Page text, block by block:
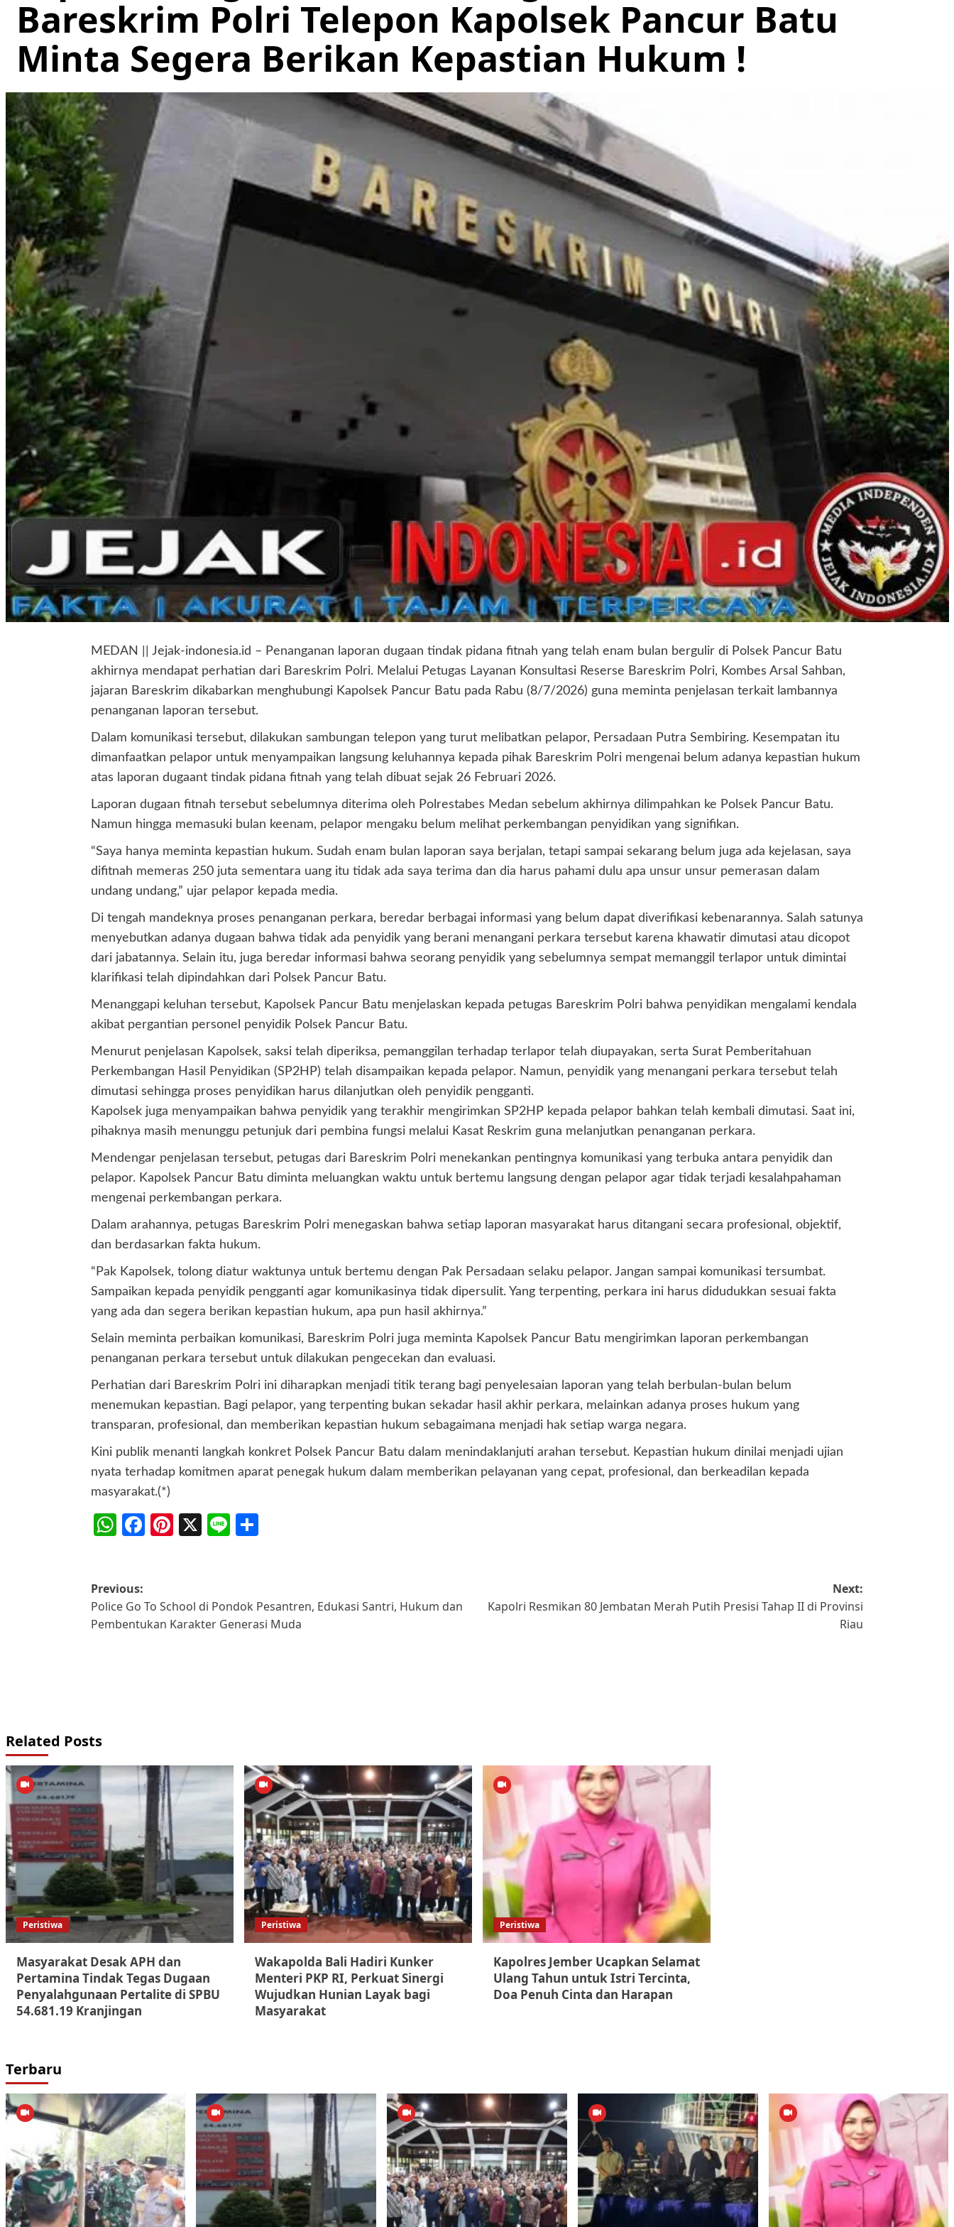
Bareskrim Polri Telepon Kapolsek Pancur Batu
Minta Segera Berikan Kepastian Hukum !
MEDAN || Jejak-indonesia.id – Penanganan laporan dugaan tindak pidana fitnah yang telah enam bulan bergulir di Polsek Pancur Batu
akhirnya mendapat perhatian dari Bareskrim Polri. Melalui Petugas Layanan Konsultasi Reserse Bareskrim Polri, Kombes Arsal Sahban,
jajaran Bareskrim dikabarkan menghubungi Kapolsek Pancur Batu pada Rabu (8/7/2026) guna meminta penjelasan terkait lambannya
penanganan laporan tersebut.
Dalam komunikasi tersebut, dilakukan sambungan telepon yang turut melibatkan pelapor, Persadaan Putra Sembiring. Kesempatan itu
dimanfaatkan pelapor untuk menyampaikan langsung keluhannya kepada pihak Bareskrim Polri mengenai belum adanya kepastian hukum
atas laporan dugaant tindak pidana fitnah yang telah dibuat sejak 26 Februari 2026.
Laporan dugaan fitnah tersebut sebelumnya diterima oleh Polrestabes Medan sebelum akhirnya dilimpahkan ke Polsek Pancur Batu.
Namun hingga memasuki bulan keenam, pelapor mengaku belum melihat perkembangan penyidikan yang signifikan.
“Saya hanya meminta kepastian hukum. Sudah enam bulan laporan saya berjalan, tetapi sampai sekarang belum juga ada kejelasan, saya
difitnah memeras 250 juta sementara uang itu tidak ada saya terima dan dia harus pahami dulu apa unsur unsur pemerasan dalam
undang undang,” ujar pelapor kepada media.
Di tengah mandeknya proses penanganan perkara, beredar berbagai informasi yang belum dapat diverifikasi kebenarannya. Salah satunya
menyebutkan adanya dugaan bahwa tidak ada penyidik yang berani menangani perkara tersebut karena khawatir dimutasi atau dicopot
dari jabatannya. Selain itu, juga beredar informasi bahwa seorang penyidik yang sebelumnya sempat memanggil terlapor untuk dimintai
klarifikasi telah dipindahkan dari Polsek Pancur Batu.
Menanggapi keluhan tersebut, Kapolsek Pancur Batu menjelaskan kepada petugas Bareskrim Polri bahwa penyidikan mengalami kendala
akibat pergantian personel penyidik Polsek Pancur Batu.
Menurut penjelasan Kapolsek, saksi telah diperiksa, pemanggilan terhadap terlapor telah diupayakan, serta Surat Pemberitahuan
Perkembangan Hasil Penyidikan (SP2HP) telah disampaikan kepada pelapor. Namun, penyidik yang menangani perkara tersebut telah
dimutasi sehingga proses penyidikan harus dilanjutkan oleh penyidik pengganti.
Kapolsek juga menyampaikan bahwa penyidik yang terakhir mengirimkan SP2HP kepada pelapor bahkan telah kembali dimutasi. Saat ini,
pihaknya masih menunggu petunjuk dari pembina fungsi melalui Kasat Reskrim guna melanjutkan penanganan perkara.
Mendengar penjelasan tersebut, petugas dari Bareskrim Polri menekankan pentingnya komunikasi yang terbuka antara penyidik dan
pelapor. Kapolsek Pancur Batu diminta meluangkan waktu untuk bertemu langsung dengan pelapor agar tidak terjadi kesalahpahaman
mengenai perkembangan perkara.
Dalam arahannya, petugas Bareskrim Polri menegaskan bahwa setiap laporan masyarakat harus ditangani secara profesional, objektif,
dan berdasarkan fakta hukum.
“Pak Kapolsek, tolong diatur waktunya untuk bertemu dengan Pak Persadaan selaku pelapor. Jangan sampai komunikasi tersumbat.
Sampaikan kepada penyidik pengganti agar komunikasinya tidak dipersulit. Yang terpenting, perkara ini harus didudukkan sesuai fakta
yang ada dan segera berikan kepastian hukum, apa pun hasil akhirnya.”
Selain meminta perbaikan komunikasi, Bareskrim Polri juga meminta Kapolsek Pancur Batu mengirimkan laporan perkembangan
penanganan perkara tersebut untuk dilakukan pengecekan dan evaluasi.
Perhatian dari Bareskrim Polri ini diharapkan menjadi titik terang bagi penyelesaian laporan yang telah berbulan-bulan belum
menemukan kepastian. Bagi pelapor, yang terpenting bukan sekadar hasil akhir perkara, melainkan adanya proses hukum yang
transparan, profesional, dan memberikan kepastian hukum sebagaimana menjadi hak setiap warga negara.
Kini publik menanti langkah konkret Polsek Pancur Batu dalam menindaklanjuti arahan tersebut. Kepastian hukum dinilai menjadi ujian
nyata terhadap komitmen aparat penegak hukum dalam memberikan pelayanan yang cepat, profesional, dan berkeadilan kepada
masyarakat.(*)
WhatsApp
Facebook
Pinterest
X Line
Post
navigation
Previous:
Police Go To School di Pondok Pesantren, Edukasi Santri, Hukum dan
Pembentukan Karakter Generasi Muda
Next:
Kapolri Resmikan 80 Jembatan Merah Putih Presisi Tahap II di Provinsi
Riau
Related Posts
Peristiwa
Masyarakat Desak APH dan
Pertamina Tindak Tegas Dugaan
Penyalahgunaan Pertalite di SPBU
54.681.19 Kranjingan
Peristiwa
Wakapolda Bali Hadiri Kunker
Menteri PKP RI, Perkuat Sinergi
Wujudkan Hunian Layak bagi
Masyarakat
Peristiwa
Kapolres Jember Ucapkan Selamat
Ulang Tahun untuk Istri Tercinta,
Doa Penuh Cinta dan Harapan
Terbaru